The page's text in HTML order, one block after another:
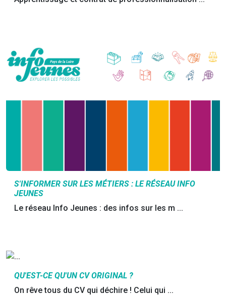
S'INFORMER SUR LES MÉTIERS : LE RÉSEAU INFO
JEUNES
Le réseau Info Jeunes : des infos sur les m ...
QU'EST-CE QU'UN CV ORIGINAL ?
On rêve tous du CV qui déchire ! Celui qui ...